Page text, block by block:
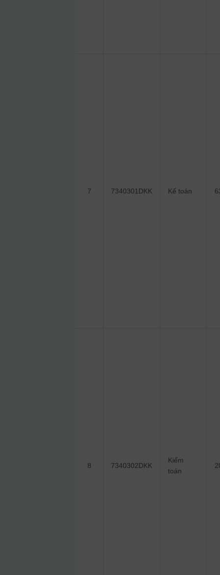
7 7340301DKK Kế toán
8 7340302DKK
Kiểm
toán